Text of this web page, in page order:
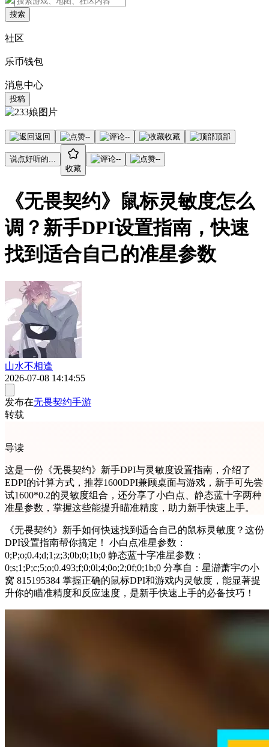
搜索
社区
乐币钱包
消息中心
投稿
返回 -- -- 收藏 顶部
说点好听的...
收藏
-- --
《无畏契约》鼠标灵敏度怎么
调？新手DPI设置指南，快速
找到适合自己的准星参数
山水不相逢
2026-07-08 14:14:55
发布在无畏契约手游
转载
导读
这是一份《无畏契约》新手DPI与灵敏度设置指南，介绍了
EDPI的计算方式，推荐1600DPI兼顾桌面与游戏，新手可先尝
试1600*0.2的灵敏度组合，还分享了小白点、静态蓝十字两种
准星参数，掌握这些能提升瞄准精度，助力新手快速上手。
《无畏契约》新手如何快速找到适合自己的鼠标灵敏度？这份
DPI设置指南帮你搞定！ 小白点准星参数：
0;P;o;0.4;d;1;z;3;0b;0;1b;0 静态蓝十字准星参数：
0;s;1;P;c;5;o;0.493;f;0;0l;4;0o;2;0f;0;1b;0 分享自：星瀞萧宇の小
窝 815195384 掌握正确的鼠标DPI和游戏内灵敏度，能显著提
升你的瞄准精度和反应速度，是新手快速上手的必备技巧！